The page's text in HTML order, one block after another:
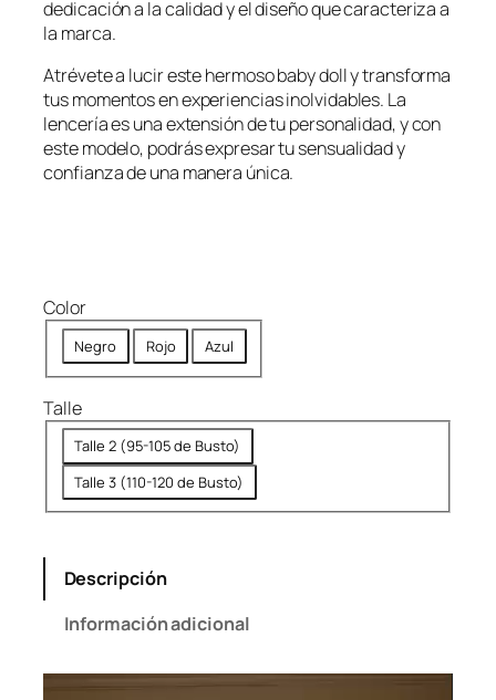
9
9
9
9
.
9
.
dedicación a la calidad y el diseño que caracteriza a
la marca.
Atrévete a lucir este hermoso baby doll y transforma
tus momentos en experiencias inolvidables. La
lencería es una extensión de tu personalidad, y con
este modelo, podrás expresar tu sensualidad y
confianza de una manera única.
Color
Negro Rojo Azul
Talle
Talle 2 (95-105 de Busto)
Talle 3 (110-120 de Busto)
Descripción
Información adicional
Reproductor